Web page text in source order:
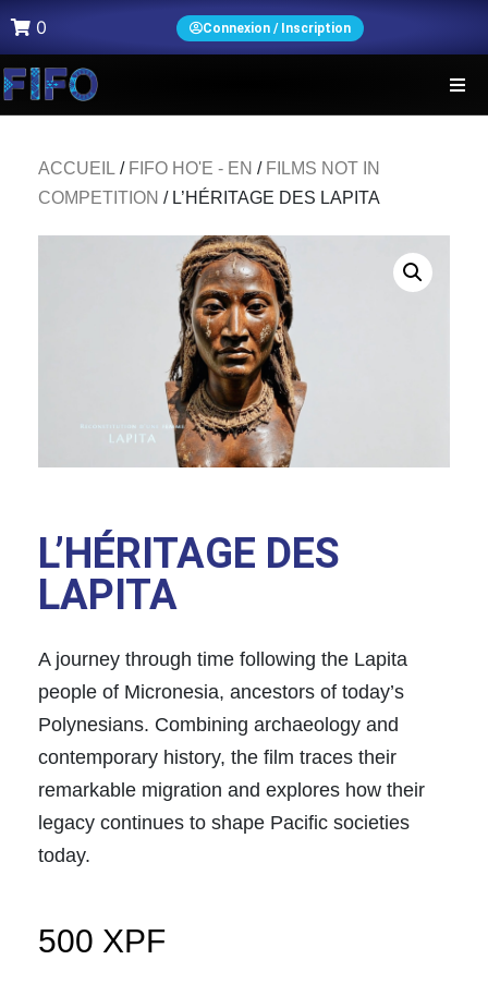
0 Connexion / Inscription
ACCUEIL / FIFO HO'E - EN / FILMS NOT IN
COMPETITION / L’HÉRITAGE DES LAPITA
L’HÉRITAGE DES
LAPITA
A journey through time following the Lapita
people of Micronesia, ancestors of today’s
Polynesians. Combining archaeology and
contemporary history, the film traces their
remarkable migration and explores how their
legacy continues to shape Pacific societies
today.
500 XPF